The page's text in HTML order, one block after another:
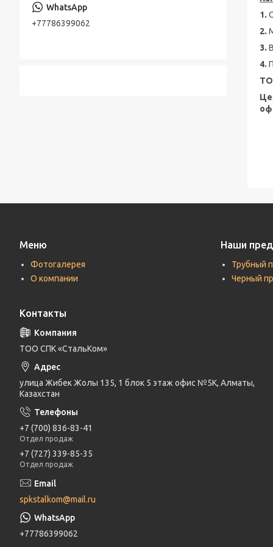
1.
2.
3.
4.
Стальная лента
Консольно-моноблочные насосы
Шестерённые насосы
+77786399062
Меню
Фотогалерея
О компании
Наши
Трубный
Черный
Контакты
ТОО СПК «СтальКом»
улица Жибек Жолы 135, 1 блок 5 этаж офис №5К, Алматы,
Казахстан
+7 (700) 836-83-41
Отдел продаж
+7 (727) 339-85-35
Отдел продаж
spkstalkom@mail.ru
+77786399062